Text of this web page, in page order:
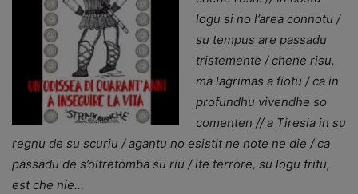
logu si no l’area connotu /
su tempus are passadu
tristemente / chene risu,
ma lagrimas a fiotu / ca in
profundhu vivendhe so
comenten // a Tiresia in su
regnu de su scuriu / agantu no esistit ne note ne die / ca
passadu de s’oltretomba su riu / ite terrore, su logu fritu,
est che nie…